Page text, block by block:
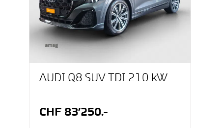
AUDI Q8 SUV TDI 210 kW
CHF 83’250.-